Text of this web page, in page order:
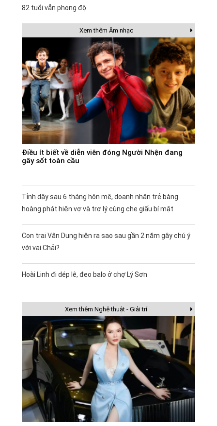
82 tuổi vẫn phong độ
Xem thêm Âm nhạc
Điều ít biết về diễn viên đóng Người Nhện đang
gây sốt toàn cầu
Tỉnh dậy sau 6 tháng hôn mê, doanh nhân trẻ bàng
hoàng phát hiện vợ và trợ lý cùng che giấu bí mật
Con trai Vân Dung hiện ra sao sau gần 2 năm gây chú ý
với vai Chải?
Hoài Linh đi dép lê, đeo balo ở chợ Lý Sơn
Xem thêm Nghệ thuật - Giải trí